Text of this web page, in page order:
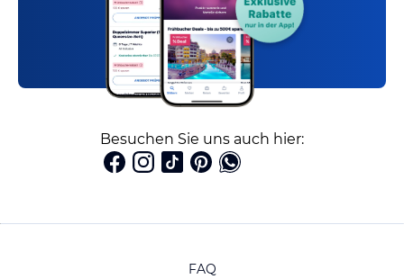
Besuchen Sie uns auch hier:
FAQ